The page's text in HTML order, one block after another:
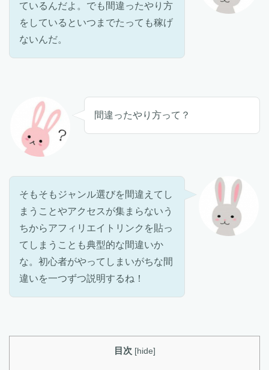
ているんだよ。でも間違ったやり方
をしているといつまでたっても稼げ
ないんだ。
間違ったやり方って？
そもそもジャンル選びを間違えてし
まうことやアクセスが集まらないう
ちからアフィリエイトリンクを貼っ
てしまうことも典型的な間違いか
な。初心者がやってしまいがちな間
違いを一つずつ説明するね！
目次 [hide]